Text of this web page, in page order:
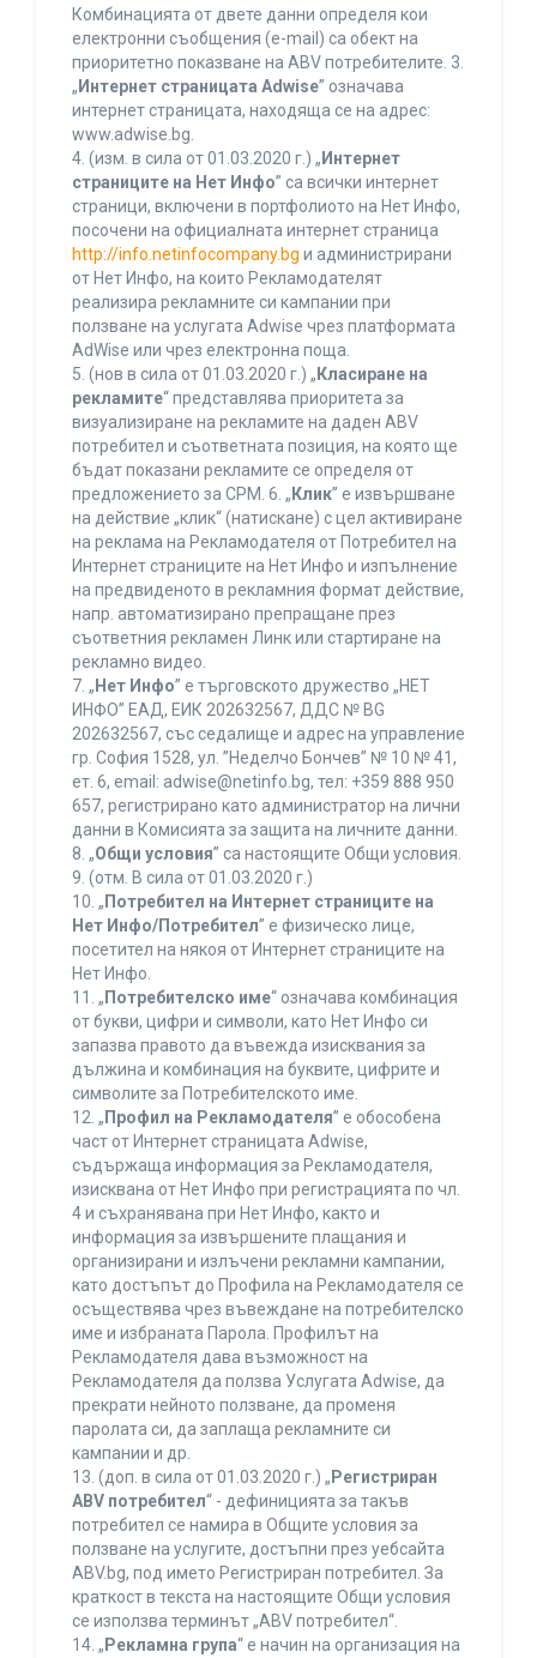
Комбинацията от двете данни определя кои
електронни съобщения (e-mail) са обект на
приоритетно показване на ABV потребителите. 3.
„ Интернет страницата Adwise” означава
интернет страницата, находяща се на адрес:
www.adwise.bg.
4. (изм. в сила от 01.03.2020 г.) „ Интернет
страниците на Нет Инфо” са всички интернет
страници, включени в портфолиото на Нет Инфо,
посочени на официалната интернет страница
http://info.netinfocompany.bg и администрирани
от Нет Инфо, на които Рекламодателят
реализира рекламните си кампании при
ползване на услугата Adwise чрез платформата
AdWise или чрез електронна поща.
5. (нов в сила от 01.03.2020 г.) „ Класиране на
рекламите“ представлява приоритета за
визуализиране на рекламите на даден ABV
потребител и съответната позиция, на която ще
бъдат показани рекламите се определя от
предложението за CPM. 6. „ Клик” е извършване
на действие „клик“ (натискане) с цел активиране
на реклама на Рекламодателя от Потребител на
Интернет страниците на Нет Инфо и изпълнение
на предвиденото в рекламния формат действие,
напр. автоматизирано препращане през
съответния рекламен Линк или стартиране на
рекламно видео.
7. „ Нет Инфо” е търговското дружество „НЕТ
ИНФО” ЕАД, ЕИК 202632567, ДДС № BG
202632567, със седалище и адрес на управление
гр. София 1528, ул. ”Неделчо Бончев” № 10 № 41,
ет. 6, еmail: adwise@netinfo.bg, тел: +359 888 950
657, регистрирано като администратор на лични
данни в Комисията за защита на личните данни.
8. „Общи условия” са настоящите Общи условия.
9. (отм. В сила от 01.03.2020 г.)
10. „ Потребител на Интернет страниците на
Нет Инфо/Потребител” е физическо лице,
посетител на някоя от Интернет страниците на
Нет Инфо.
11. „ Потребителско име“ означава комбинация
от букви, цифри и символи, като Нет Инфо си
запазва правото да въвежда изисквания за
дължина и комбинация на буквите, цифрите и
символите за Потребителското име.
12. „ Профил на Рекламодателя” е обособена
част от Интернет страницата Adwise,
съдържаща информация за Рекламодателя,
изисквана от Нет Инфо при регистрацията по чл.
4 и съхранявана при Нет Инфо, както и
информация за извършените плащания и
организирани и излъчени рекламни кампании,
като достъпът до Профила на Рекламодателя се
осъществява чрез въвеждане на потребителско
име и избраната Парола. Профилът на
Рекламодателя дава възможност на
Рекламодателя да ползва Услугата Adwise, да
прекрати нейното ползване, да променя
паролата си, да заплаща рекламните си
кампании и др.
13. (доп. в сила от 01.03.2020 г.) „ Регистриран
ABV потребител“ - дефиницията за такъв
потребител се намира в Общите условия за
ползване на услугите, достъпни през уебсайта
ABV.bg, под името Регистриран потребител. За
краткост в текста на настоящите Общи условия
се използва терминът „ABV потребител“.
14. „ Рекламна група“ е начин на организация на